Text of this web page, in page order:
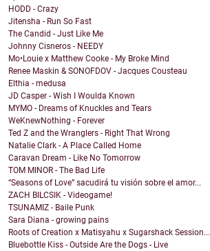
HODD - Crazy
Jitensha - Run So Fast
The Candid - Just Like Me
Johnny Cisneros - NEEDY
Mo•Louie x Matthew Cooke - My Broke Mind
Renee Maskin & SONOFDOV - Jacques Cousteau
Elthia - medusa
JD Casper - Wish I Woulda Known
MYMO - Dreams of Knuckles and Tears
WeKnewNothing - Forever
Ted Z and the Wranglers - Right That Wrong
Natalie Clark - A Place Called Home
Caravan Dream - Like No Tomorrow
TOM MINOR - The Bad Life
“Seasons of Love” sacudirá tu visión sobre el amor...
ZACH BILCSIK - Videogame!
TSUNAMIZ - Baile Punk
Sara Diana - growing pains
Roots of Creation x Matisyahu x Sugarshack Session...
Bluebottle Kiss - Outside Are the Dogs - Live